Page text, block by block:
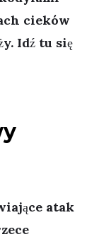
cieków
Idź tu się
atak